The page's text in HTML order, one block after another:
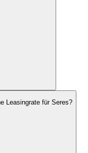
Leasingrate für Seres?